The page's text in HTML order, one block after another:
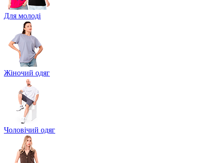
Для молоді
Жіночий одяг
Чоловічий одяг